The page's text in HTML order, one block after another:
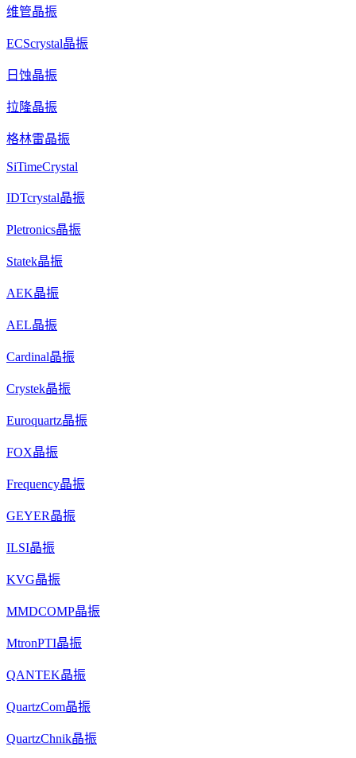
维管晶振
ECScrystal晶振
日蚀晶振
拉隆晶振
格林雷晶振
SiTimeCrystal
IDTcrystal晶振
Pletronics晶振
Statek晶振
AEK晶振
AEL晶振
Cardinal晶振
Crystek晶振
Euroquartz晶振
FOX晶振
Frequency晶振
GEYER晶振
ILSI晶振
KVG晶振
MMDCOMP晶振
MtronPTI晶振
QANTEK晶振
QuartzCom晶振
QuartzChnik晶振